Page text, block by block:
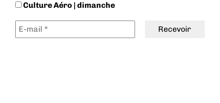
Culture Aéro | dimanche